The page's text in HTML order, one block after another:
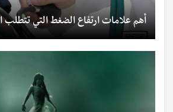
أهم علامات ارتفاع الضغط التي تتطلب